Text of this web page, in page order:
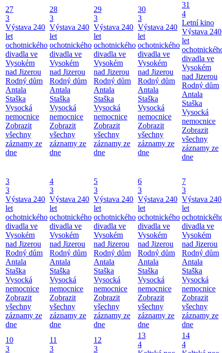
27
3
Výstava 240
let
ochotnického
divadla ve
Vysokém
nad Jizerou
Rodný dům
Antala
Staška
Vysocká
nemocnice
Zobrazit
všechny
záznamy ze
dne
28
3
Výstava 240
let
ochotnického
divadla ve
Vysokém
nad Jizerou
Rodný dům
Antala
Staška
Vysocká
nemocnice
Zobrazit
všechny
záznamy ze
dne
29
3
Výstava 240
let
ochotnického
divadla ve
Vysokém
nad Jizerou
Rodný dům
Antala
Staška
Vysocká
nemocnice
Zobrazit
všechny
záznamy ze
dne
30
3
Výstava 240
let
ochotnického
divadla ve
Vysokém
nad Jizerou
Rodný dům
Antala
Staška
Vysocká
nemocnice
Zobrazit
všechny
záznamy ze
dne
31
4
Letní kino
Výstava 240
let
divadla ve
Vysokém
nad Jizerou
Rodný dům
Antala
Staška
Vysocká
nemocnice
Zobrazit
všechny
záznamy ze
dne
3
3
Výstava 240
let
ochotnického
divadla ve
Vysokém
nad Jizerou
Rodný dům
Antala
Staška
Vysocká
nemocnice
Zobrazit
všechny
záznamy ze
dne
4
3
Výstava 240
let
ochotnického
divadla ve
Vysokém
nad Jizerou
Rodný dům
Antala
Staška
Vysocká
nemocnice
Zobrazit
všechny
záznamy ze
dne
5
3
Výstava 240
let
ochotnického
divadla ve
Vysokém
nad Jizerou
Rodný dům
Antala
Staška
Vysocká
nemocnice
Zobrazit
všechny
záznamy ze
dne
6
3
Výstava 240
let
ochotnického
divadla ve
Vysokém
nad Jizerou
Rodný dům
Antala
Staška
Vysocká
nemocnice
Zobrazit
všechny
záznamy ze
dne
7
3
Výstava 240
let
divadla ve
Vysokém
nad Jizerou
Rodný dům
Antala
Staška
Vysocká
nemocnice
Zobrazit
všechny
záznamy ze
dne
10
3
11
3
12
3
13
4
14
4